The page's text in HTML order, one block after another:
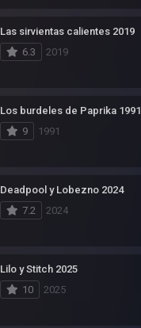
Las sirvientas calientes 2019
6.3
2019
Los burdeles de Paprika 1991
9
1991
Deadpool y Lobezno 2024
7.2
2024
Lilo y Stitch 2025
10
2025